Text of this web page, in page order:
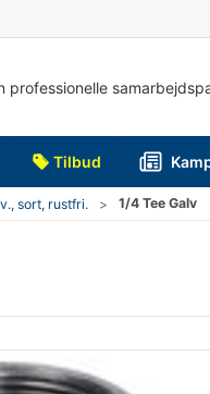
professionelle
Tilbud
sort, rustfri. 1/4 Tee Galv